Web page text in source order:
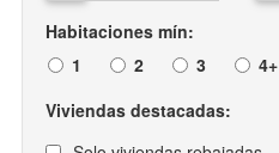
Habitaciones mín:
1
2 3 4+
Viviendas destacadas: